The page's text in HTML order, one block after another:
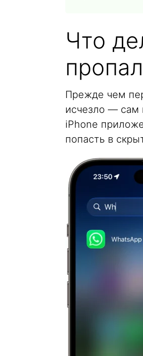
Что
Прежде чем
исчезло — сам
iPhone
попасть в